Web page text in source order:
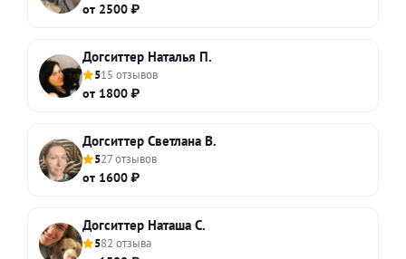
от 2500 ₽
Догситтер Наталья П.
515 отзывов
от 1800 ₽
Догситтер Светлана В.
527 отзывов
от 1600 ₽
Догситтер Наташа С.
582 отзыва